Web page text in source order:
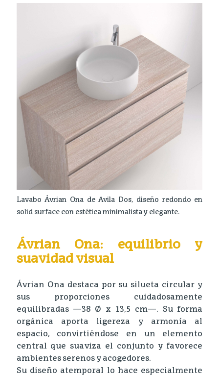
Lavabo Ávrian Ona de Avila Dos, diseño redondo en
solid surface con estética minimalista y elegante.
Ávrian Ona: equilibrio y
suavidad visual
Ávrian Ona destaca por su silueta circular y
sus proporciones cuidadosamente
equilibradas —38 Ø x 13,5 cm—. Su forma
orgánica aporta ligereza y armonía al
espacio, convirtiéndose en un elemento
central que suaviza el conjunto y favorece
ambientes serenos y acogedores.
Su diseño atemporal lo hace especialmente